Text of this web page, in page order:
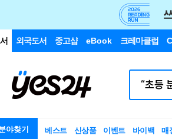
외국도서 중고샵 eBook 크레마클럽
야찾기 베스트 신상품 이벤트 바이백 매